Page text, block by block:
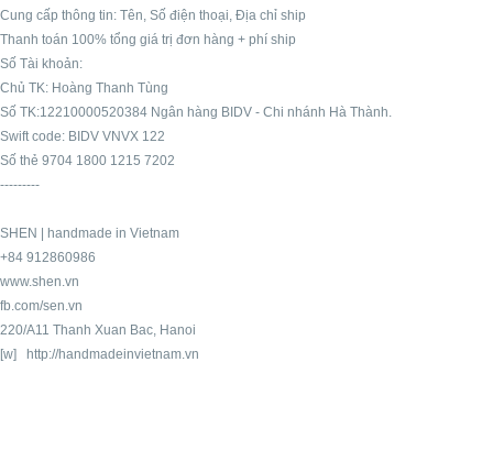
Cung cấp thông tin: Tên, Số điện thoại, Địa chỉ ship
Thanh toán 100% tổng giá trị đơn hàng + phí ship
Số Tài khoản:
Chủ TK: Hoàng Thanh Tùng
Số TK:12210000520384 Ngân hàng BIDV - Chi nhánh Hà Thành.
Swift code: BIDV VNVX 122
Số thẻ 9704 1800 1215 7202
---------
SHEN | handmade in Vietnam
+84 912860986
www.shen.vn
fb.com/sen.vn
220/A11 Thanh Xuan Bac, Hanoi
[w] http://handmadeinvietnam.vn